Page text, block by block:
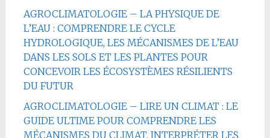
AGROCLIMATOLOGIE – LA PHYSIQUE DE
L’EAU : COMPRENDRE LE CYCLE
HYDROLOGIQUE, LES MÉCANISMES DE L’EAU
DANS LES SOLS ET LES PLANTES POUR
CONCEVOIR LES ÉCOSYSTÈMES RÉSILIENTS
DU FUTUR
AGROCLIMATOLOGIE – LIRE UN CLIMAT : LE
GUIDE ULTIME POUR COMPRENDRE LES
MÉCANISMES DU CLIMAT, INTERPRÉTER LES